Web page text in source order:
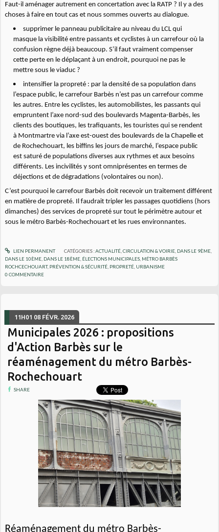
Faut-il aménager autrement en concertation avec la RATP ? Il y a des
choses à faire en tout cas et nous sommes ouverts au dialogue.
supprimer le panneau publicitaire au niveau du LCL qui
masque la visibilité entre passants et cyclistes à un carrefour où la
confusion règne déjà beaucoup. S’il faut vraiment compenser
cette perte en le déplaçant à un endroit, pourquoi ne pas le
mettre sous le viaduc ?
intensifier la propreté : par la densité de sa population dans
l’espace public, le carrefour Barbès n’est pas un carrefour comme
les autres. Entre les cyclistes, les automobilistes, les passants qui
empruntent l’axe nord-sud des boulevards Magenta-Barbès, les
clients des boutiques, les trafiquants, les touristes qui se rendent
à Montmartre via l’axe est-ouest des boulevards de la Chapelle et
de Rochechouart, les biffins les jours de marché, l’espace public
est saturé de populations diverses aux rythmes et aux besoins
différents. Les incivilités y sont omniprésentes en termes de
déjections et de dégradations (volontaires ou non).
C’est pourquoi le carrefour Barbès doit recevoir un traitement différent
en matière de propreté. Il faudrait tripler les passages quotidiens (hors
dimanches) des services de propreté sur tout le périmètre autour et
sous le métro Barbès-Rochechouart et les rues environnantes.
LIEN PERMANENT CATÉGORIES :ACTUALITÉ, CIRCULATION & VOIRIE, DANS LE 9ÈME,
DANS LE 10ÈME DANS LE 18ÈME ÉLECTIONS MUNICIPALES MÉTRO BARBÈS
ROCHCECHOUART, PRÉVENTION & SÉCURITÉ PROPRETÉ URBANISME
0 COMMENTAIRE
11H01 08 FÉVR. 2026
Municipales 2026 : propositions
d'Action Barbès sur le
réaménagement du métro Barbès-
Rochechouart
SHARE
Réaménagement du métro Barbès-